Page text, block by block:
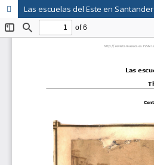
Las escuelas del Este en Santander